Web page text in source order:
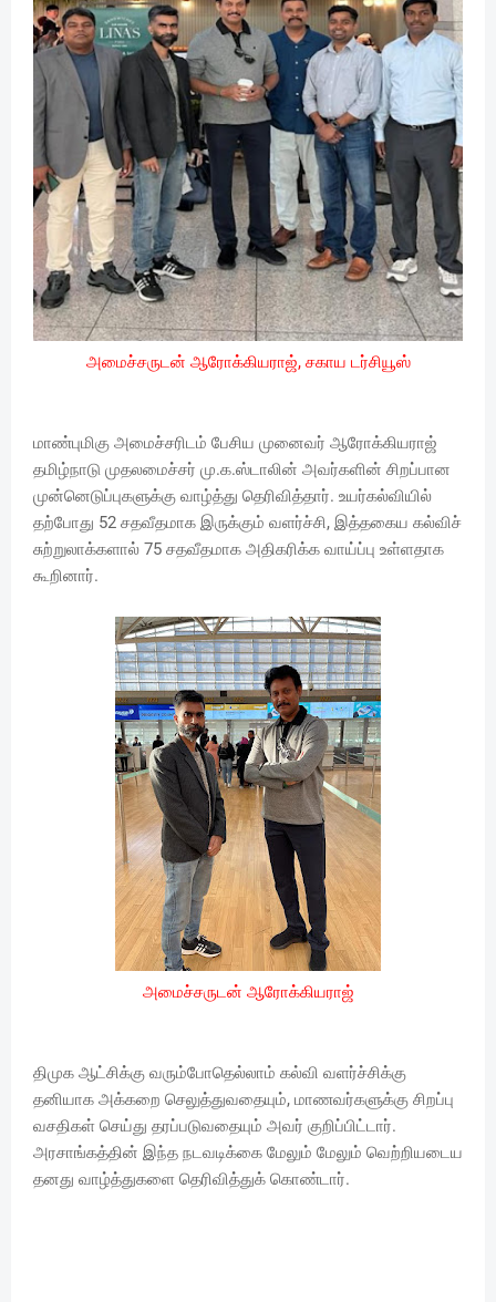
அமைச்சருடன் ஆரோக்கியராஜ், சகாய டர்சியூஸ்
மாண்புமிகு அமைச்சரிடம் பேசிய முனைவர் ஆரோக்கியராஜ்
தமிழ்நாடு முதலமைச்சர் மு.க.ஸ்டாலின் அவர்களின் சிறப்பான
முன்னெடுப்புகளுக்கு வாழ்த்து தெரிவித்தார். உயர்கல்வியில்
தற்போது 52 சதவீதமாக இருக்கும் வளர்ச்சி, இத்தகைய கல்விச்
சுற்றுலாக்களால் 75 சதவீதமாக அதிகரிக்க வாய்ப்பு உள்ளதாக
கூறினார்.
அமைச்சருடன் ஆரோக்கியராஜ்
திமுக ஆட்சிக்கு வரும்போதெல்லாம் கல்வி வளர்ச்சிக்கு
தனியாக அக்கறை செலுத்துவதையும், மாணவர்களுக்கு சிறப்பு
வசதிகள் செய்து தரப்படுவதையும் அவர் குறிப்பிட்டார்.
அரசாங்கத்தின் இந்த நடவடிக்கை மேலும் மேலும் வெற்றியடைய
தனது வாழ்த்துகளை தெரிவித்துக் கொண்டார்.